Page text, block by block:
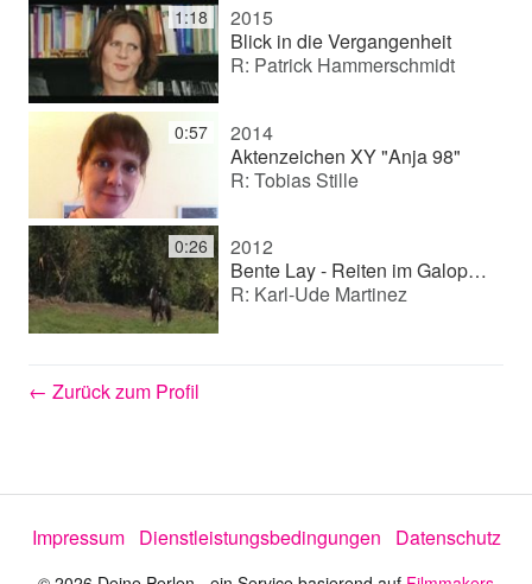
i
e
l
1:18
2015
Blick in die Vergangenheit
R: Patrick Hammerschmidt
0:57
2014
Aktenzeichen XY "Anja 98"
R: Tobias Stille
0:26
2012
Bente Lay - Reiten im Galopp.mp4
R: Karl-Ude Martinez
← Zurück zum Profil
Impressum Dienstleistungsbedingungen Datenschutz